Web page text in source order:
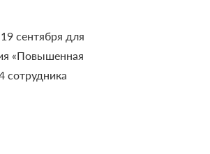
сентября для
«Повышенная
сотрудника